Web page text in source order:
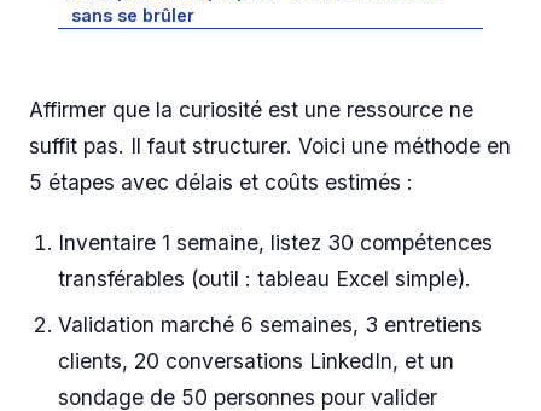
sans se brûler
Affirmer que la curiosité est une ressource ne
suffit pas. Il faut structurer. Voici une méthode en
5 étapes avec délais et coûts estimés :
Inventaire 1 semaine, listez 30 compétences
transférables (outil : tableau Excel simple).
Validation marché 6 semaines, 3 entretiens
clients, 20 conversations LinkedIn, et un
sondage de 50 personnes pour valider